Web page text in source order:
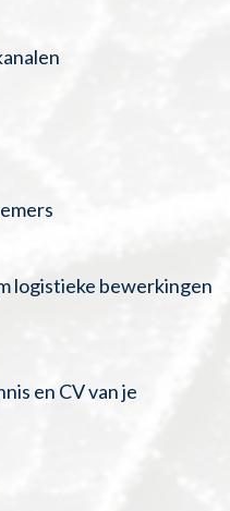
logistieke bewerkingen
en CV van je